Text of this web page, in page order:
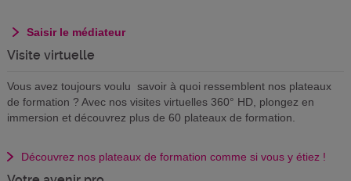
Saisir le médiateur
Visite virtuelle
Vous avez toujours voulu savoir à quoi ressemblent nos plateaux
de formation ? Avec nos visites virtuelles 360° HD, plongez en
immersion et découvrez plus de 60 plateaux de formation.
Découvrez nos plateaux de formation comme si vous y étiez !